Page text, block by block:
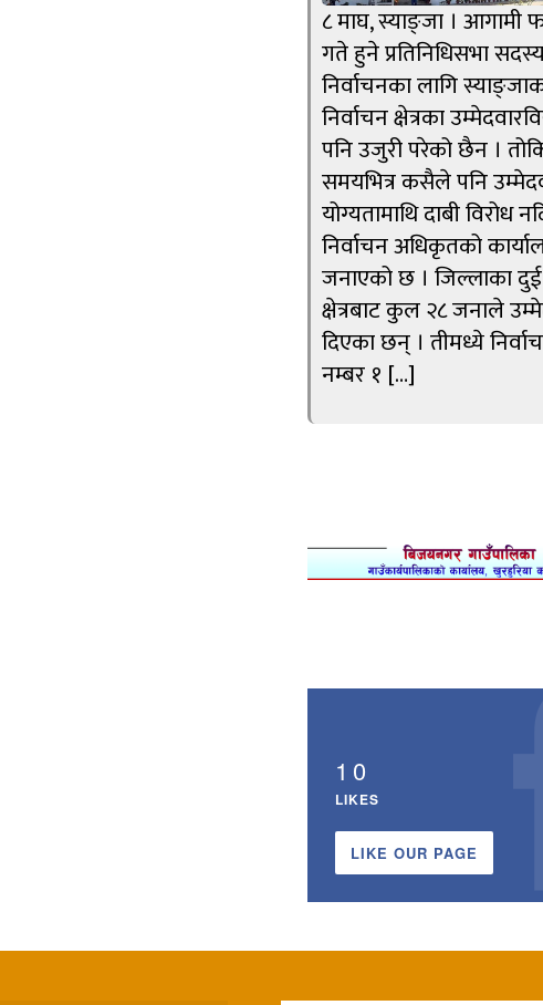
८ माघ, स्याङ्जा । आगामी
गते हुने प्रतिनिधिसभा
निर्वाचनका लागि
निर्वाचन क्षेत्रका
पनि उजुरी परेको छैन ।
समयभित्र कसैले पनि
योग्यतामाथि दाबी विरोध
निर्वाचन अधिकृतको
जनाएको छ । जिल्लाका दुई
क्षेत्रबाट कुल २८ जनाले
दिएका छन् । तीमध्ये
नम्बर १ […]
10
LIKES
LIKE OUR PAGE